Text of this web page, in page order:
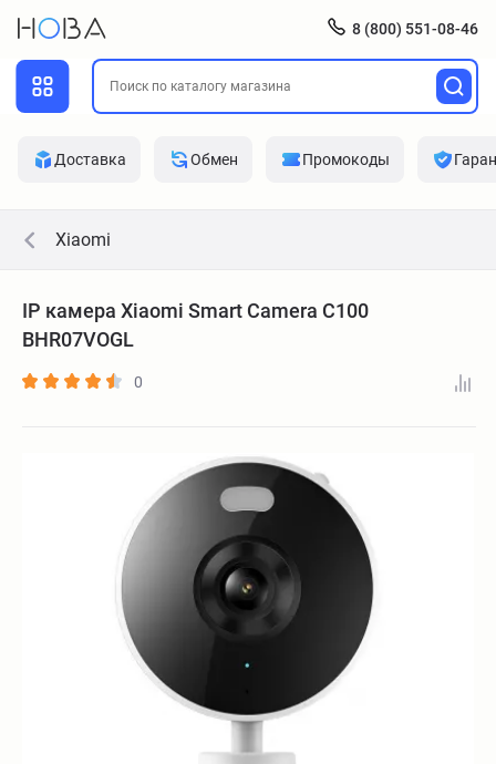
8 (800) 551-08-46
Доставка Обмен Промокоды
Xiaomi
IP камера Xiaomi Smart Camera C100
BHR07VOGL
0